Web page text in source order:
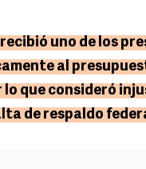
uno de los
al
que consideró
de respaldo